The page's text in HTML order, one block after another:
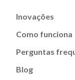
Inovações
Como funciona
Perguntas
Blog